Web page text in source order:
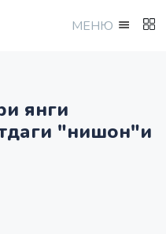
МEНЮ
янги
"нишон"и